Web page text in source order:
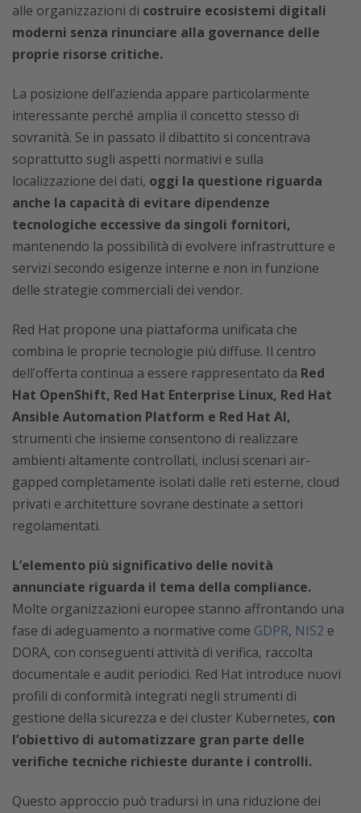
alle organizzazioni di costruire ecosistemi digitali
moderni senza rinunciare alla governance delle
proprie risorse critiche.
La posizione dell’azienda appare particolarmente
interessante perché amplia il concetto stesso di
sovranità. Se in passato il dibattito si concentrava
soprattutto sugli aspetti normativi e sulla
localizzazione dei dati, oggi la questione riguarda
anche la capacità di evitare dipendenze
tecnologiche eccessive da singoli fornitori,
mantenendo la possibilità di evolvere infrastrutture e
servizi secondo esigenze interne e non in funzione
delle strategie commerciali dei vendor.
Red Hat propone una piattaforma unificata che
combina le proprie tecnologie più diffuse. Il centro
dell’offerta continua a essere rappresentato da Red
Hat OpenShift, Red Hat Enterprise Linux, Red Hat
Ansible Automation Platform e Red Hat AI,
strumenti che insieme consentono di realizzare
ambienti altamente controllati, inclusi scenari air-
gapped completamente isolati dalle reti esterne, cloud
privati e architetture sovrane destinate a settori
regolamentati.
L’elemento più significativo delle novità
annunciate riguarda il tema della compliance.
Molte organizzazioni europee stanno affrontando una
fase di adeguamento a normative come GDPR, NIS2 e
DORA, con conseguenti attività di verifica, raccolta
documentale e audit periodici. Red Hat introduce nuovi
profili di conformità integrati negli strumenti di
gestione della sicurezza e dei cluster Kubernetes, con
l’obiettivo di automatizzare gran parte delle
verifiche tecniche richieste durante i controlli.
Questo approccio può tradursi in una riduzione dei